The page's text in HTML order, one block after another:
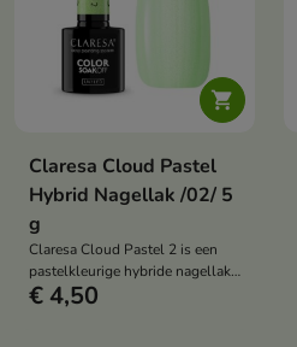

Claresa Cloud Pastel
Hybrid Nagellak /02/ 5
g
Claresa Cloud Pastel 2 is een
pastelkleurige hybride nagellak
in een mintgroene tint met een
€ 4,50